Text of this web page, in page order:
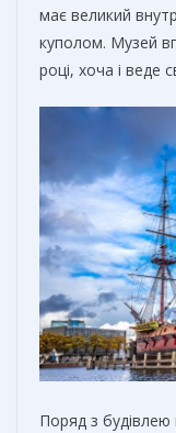
має великий
куполом. Музей
році, хоча і веде
Поряд з